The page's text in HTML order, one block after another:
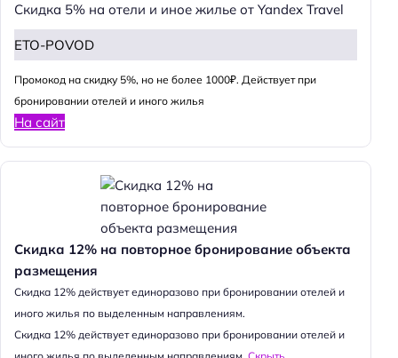
Скидка 5% на отели и иное жилье от Yandex Travel
ETO-POVOD
Промокод на скидку 5%, но не более 1000₽. Действует при
бронировании отелей и иного жилья
На сайт
Скидка 12% на повторное бронирование объекта
размещения
Cкидка 12% действует единоразово при бронировании отелей и
иного жилья по выделенным направлениям.
Cкидка 12% действует единоразово при бронировании отелей и